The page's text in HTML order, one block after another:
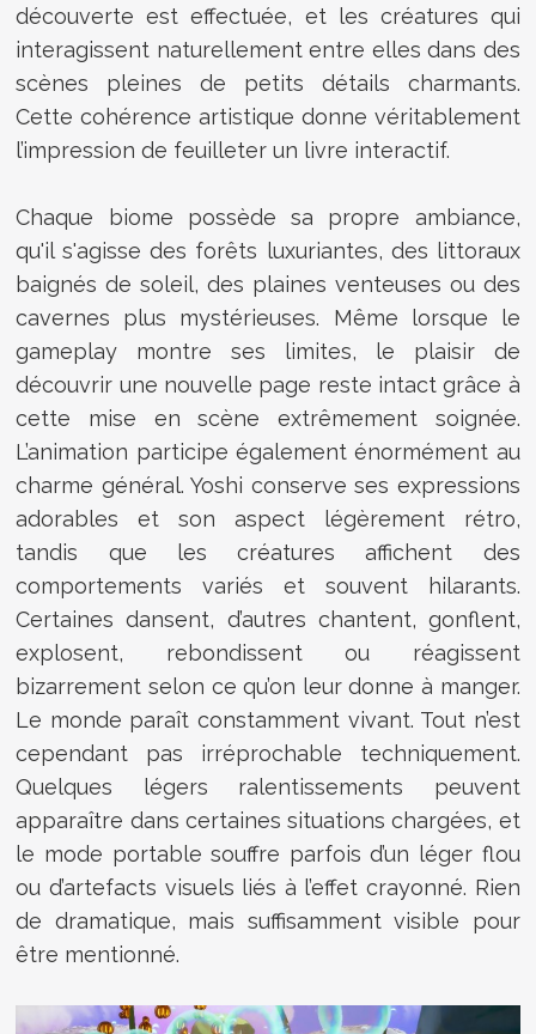
découverte est effectuée, et les créatures qui
interagissent naturellement entre elles dans des
scènes pleines de petits détails charmants.
Cette cohérence artistique donne véritablement
l’impression de feuilleter un livre interactif.
Chaque biome possède sa propre ambiance,
qu'il s'agisse des forêts luxuriantes, des littoraux
baignés de soleil, des plaines venteuses ou des
cavernes plus mystérieuses. Même lorsque le
gameplay montre ses limites, le plaisir de
découvrir une nouvelle page reste intact grâce à
cette mise en scène extrêmement soignée.
L’animation participe également énormément au
charme général. Yoshi conserve ses expressions
adorables et son aspect légèrement rétro,
tandis que les créatures affichent des
comportements variés et souvent hilarants.
Certaines dansent, d’autres chantent, gonflent,
explosent, rebondissent ou réagissent
bizarrement selon ce qu’on leur donne à manger.
Le monde paraît constamment vivant. Tout n’est
cependant pas irréprochable techniquement.
Quelques légers ralentissements peuvent
apparaître dans certaines situations chargées, et
le mode portable souffre parfois d’un léger flou
ou d’artefacts visuels liés à l’effet crayonné. Rien
de dramatique, mais suffisamment visible pour
être mentionné.